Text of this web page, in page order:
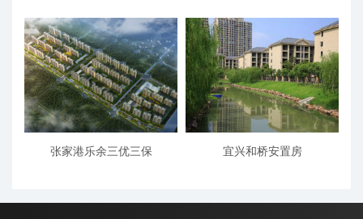
张家港乐余三优三保 宜兴和桥安置房